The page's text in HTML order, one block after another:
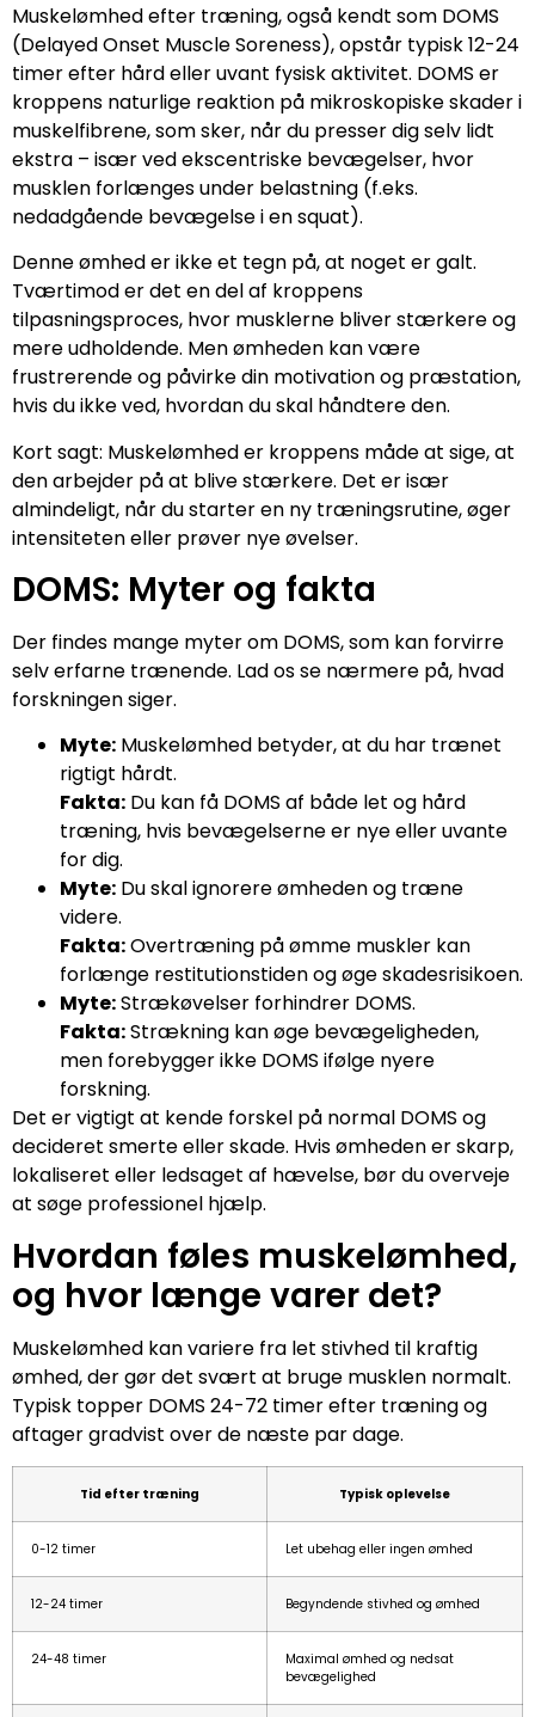
Muskelømhed efter træning, også kendt som DOMS
(Delayed Onset Muscle Soreness), opstår typisk 12-24
timer efter hård eller uvant fysisk aktivitet. DOMS er
kroppens naturlige reaktion på mikroskopiske skader i
muskelfibrene, som sker, når du presser dig selv lidt
ekstra – især ved ekscentriske bevægelser, hvor
musklen forlænges under belastning (f.eks.
nedadgående bevægelse i en squat).
Denne ømhed er ikke et tegn på, at noget er galt.
Tværtimod er det en del af kroppens
tilpasningsproces, hvor musklerne bliver stærkere og
mere udholdende. Men ømheden kan være
frustrerende og påvirke din motivation og præstation,
hvis du ikke ved, hvordan du skal håndtere den.
Kort sagt: Muskelømhed er kroppens måde at sige, at
den arbejder på at blive stærkere. Det er især
almindeligt, når du starter en ny træningsrutine, øger
intensiteten eller prøver nye øvelser.
DOMS: Myter og fakta
Der findes mange myter om DOMS, som kan forvirre
selv erfarne trænende. Lad os se nærmere på, hvad
forskningen siger.
Myte: Muskelømhed betyder, at du har trænet
rigtigt hårdt.
Fakta: Du kan få DOMS af både let og hård
træning, hvis bevægelserne er nye eller uvante
for dig.
Myte: Du skal ignorere ømheden og træne
videre.
Fakta:Overtræning på ømme muskler kan
forlænge restitutionstiden og øge skadesrisikoen.
Myte:Strækøvelser forhindrer DOMS.
Fakta:Strækning kan øge bevægeligheden,
men forebygger ikke DOMS ifølge nyere
forskning.
Det er vigtigt at kende forskel på normal DOMS og
decideret smerte eller skade. Hvis ømheden er skarp,
lokaliseret eller ledsaget af hævelse, bør du overveje
at søge professionel hjælp.
Hvordan føles muskelømhed,
og hvor længe varer det?
Muskelømhed kan variere fra let stivhed til kraftig
ømhed, der gør det svært at bruge musklen normalt.
Typisk topper DOMS 24-72 timer efter træning og
aftager gradvist over de næste par dage.
Tid efter træning Typisk oplevelse
0-12 timer Let ubehag eller ingen ømhed
12-24 timer Begyndende stivhed og ømhed
24-48 timer
Maximal ømhed og nedsat
bevægelighed